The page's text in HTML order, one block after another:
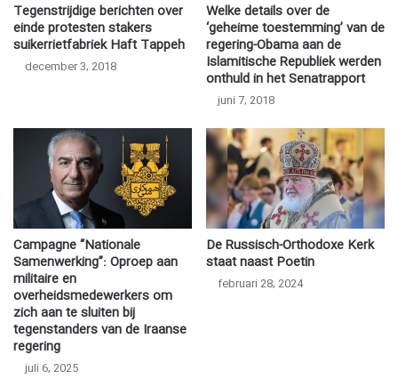
Tegenstrijdige berichten over
einde protesten stakers
suikerrietfabriek Haft Tappeh
december 3, 2018
Welke details over de
‘geheime toestemming’ van de
regering-Obama aan de
Islamitische Republiek werden
onthuld in het Senatrapport
juni 7, 2018
Campagne “Nationale
Samenwerking”: Oproep aan
militaire en
overheidsmedewerkers om
zich aan te sluiten bij
tegenstanders van de Iraanse
regering
juli 6, 2025
De Russisch-Orthodoxe Kerk
staat naast Poetin
februari 28, 2024